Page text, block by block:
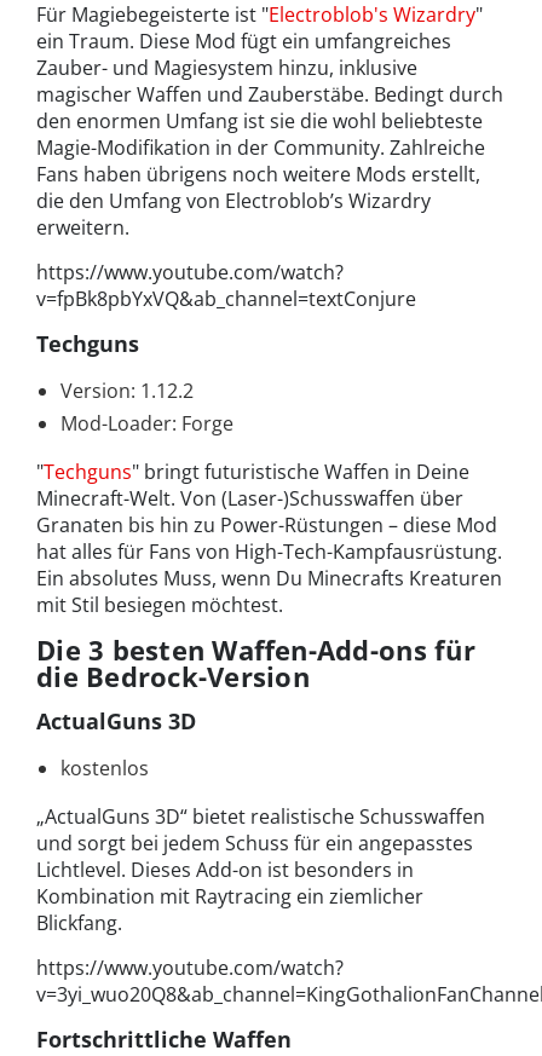
Für Magiebegeisterte ist "Electroblob's Wizardry"
ein Traum. Diese Mod fügt ein umfangreiches
Zauber- und Magiesystem hinzu, inklusive
magischer Waffen und Zauberstäbe. Bedingt durch
den enormen Umfang ist sie die wohl beliebteste
Magie-Modifikation in der Community. Zahlreiche
Fans haben übrigens noch weitere Mods erstellt,
die den Umfang von Electroblob’s Wizardry
erweitern.
https://www.youtube.com/watch?
v=fpBk8pbYxVQ&ab_channel=textConjure
Techguns
Version: 1.12.2
Mod-Loader: Forge
"Techguns" bringt futuristische Waffen in Deine
Minecraft-Welt. Von (Laser-)Schusswaffen über
Granaten bis hin zu Power-Rüstungen – diese Mod
hat alles für Fans von High-Tech-Kampfausrüstung.
Ein absolutes Muss, wenn Du Minecrafts Kreaturen
mit Stil besiegen möchtest.
Die 3 besten Waffen-Add-ons für
die Bedrock-Version
ActualGuns 3D
kostenlos
„ActualGuns 3D“ bietet realistische Schusswaffen
und sorgt bei jedem Schuss für ein angepasstes
Lichtlevel. Dieses Add-on ist besonders in
Kombination mit Raytracing ein ziemlicher
Blickfang.
https://www.youtube.com/watch?
Fortschrittliche Waffen